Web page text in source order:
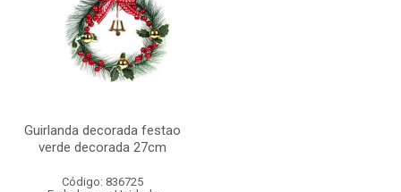
Guirlanda decorada festao
verde decorada 27cm
Código: 836725